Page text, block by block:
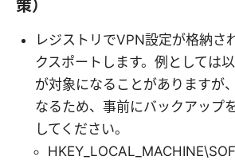
策）
レジストリでVPN設定が格納さ
クスポートします。例としては
が対象になることがありますが
なるため、事前にバックアップ
してください。